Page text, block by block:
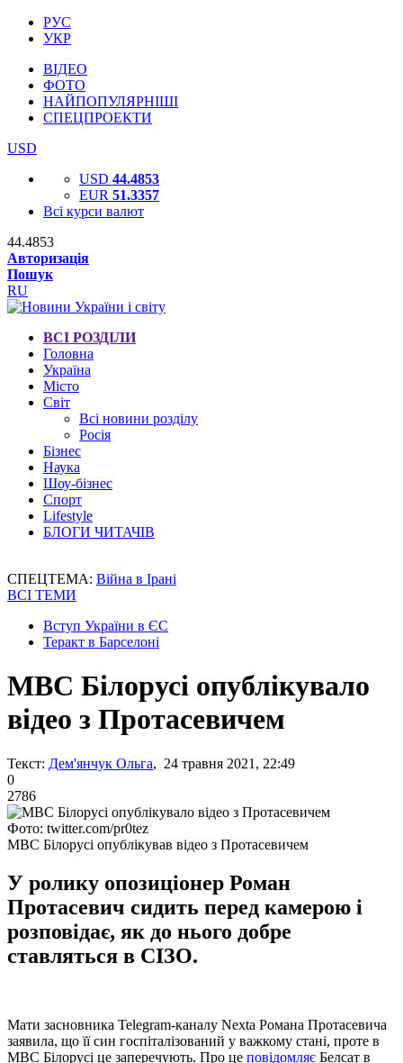
РУС
УКР
ВІДЕО
ФОТО
НАЙПОПУЛЯРНІШІ
СПЕЦПРОЕКТИ
USD
USD 44.4853
EUR 51.3357
Всі курси валют
44.4853
Авторизація
Пошук
RU
ВСІ РОЗДІЛИ
Головна
Україна
Місто
Світ
Всі новини розділу
Росія
Бізнес
Наука
Шоу-бізнес
Спорт
Lifestyle
БЛОГИ ЧИТАЧІВ
СПЕЦТЕМА: Війна в Ірані
ВСІ ТЕМИ
Вступ України в ЄС
Теракт в Барселоні
МВС Білорусі опублікувало
відео з Протасевичем
Текст: Дем'янчук Ольга, 24 травня 2021, 22:49
0
2786
Фото: twitter.com/pr0tez
МВС Білорусі опублікував відео з Протасевичем
У ролику опозиціонер Роман
Протасевич сидить перед камерою і
розповідає, як до нього добре
ставляться в СІЗО.
Мати засновника Telegram-каналу Nexta Романа Протасевича
заявила, що її син госпіталізований у важкому стані, проте в
МВС Білорусі це заперечують. Про це повідомляє Белсат в